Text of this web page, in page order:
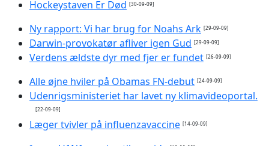
Hockeystaven Er Død [30-09-09]
Ny rapport: Vi har brug for Noahs Ark [29-09-09]
Darwin-provokatør afliver igen Gud [29-09-09]
Verdens ældste dyr med fjer er fundet [26-09-09]
Alle øjne hviler på Obamas FN-debut [24-09-09]
Udenrigsministeriet har lavet ny klimavideoportal.
[22-09-09]
Læger tvivler på influenzavaccine [14-09-09]